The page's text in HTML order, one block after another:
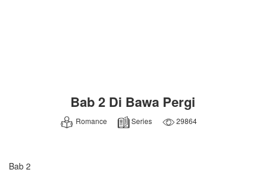
Bab 2 Di Bawa Pergi
Romance Series 29864
Bab 2